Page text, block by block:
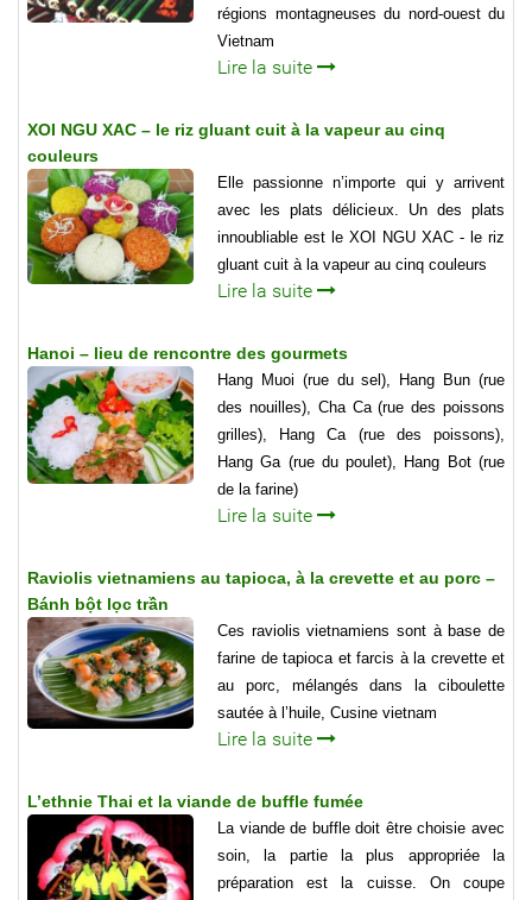
régions montagneuses du nord-ouest du
Vietnam
Lire la suite
XOI NGU XAC – le riz gluant cuit à la vapeur au cinq
couleurs
Elle passionne n’importe qui y arrivent
avec les plats délicieux. Un des plats
innoubliable est le XOI NGU XAC - le riz
gluant cuit à la vapeur au cinq couleurs
Lire la suite
Hanoi – lieu de rencontre des gourmets
Hang Muoi (rue du sel), Hang Bun (rue
des nouilles), Cha Ca (rue des poissons
grilles), Hang Ca (rue des poissons),
Hang Ga (rue du poulet), Hang Bot (rue
de la farine)
Lire la suite
Raviolis vietnamiens au tapioca, à la crevette et au porc –
Bánh bột lọc trần
Ces raviolis vietnamiens sont à base de
farine de tapioca et farcis à la crevette et
au porc, mélangés dans la ciboulette
sautée à l’huile, Cusine vietnam
Lire la suite
L’ethnie Thai et la viande de buffle fumée
La viande de buffle doit être choisie avec
soin, la partie la plus appropriée la
préparation est la cuisse. On coupe